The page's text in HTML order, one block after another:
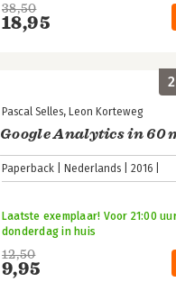
38,50
18,95
Pascal Selles Leon Korteweg
Google Analytics in 60
Paperback Nederlands 2016
12,50
9,95
Laatste exemplaar! Voor 21:00
donderdag in huis